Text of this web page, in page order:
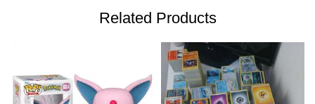
Related Products